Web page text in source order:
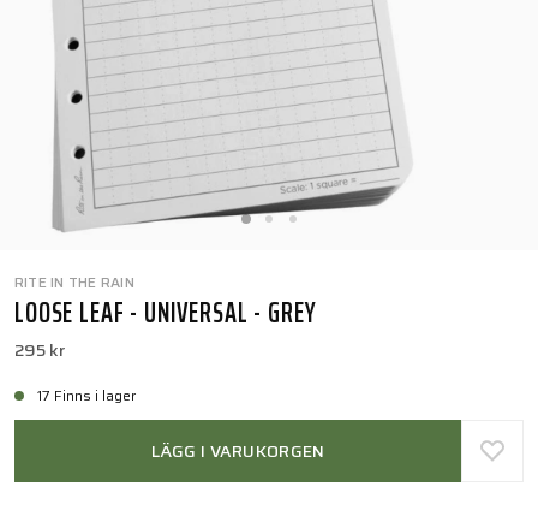
RITE IN THE RAIN
LOOSE LEAF - UNIVERSAL - GREY
295 kr
17 Finns i lager
LÄGG I VARUKORGEN